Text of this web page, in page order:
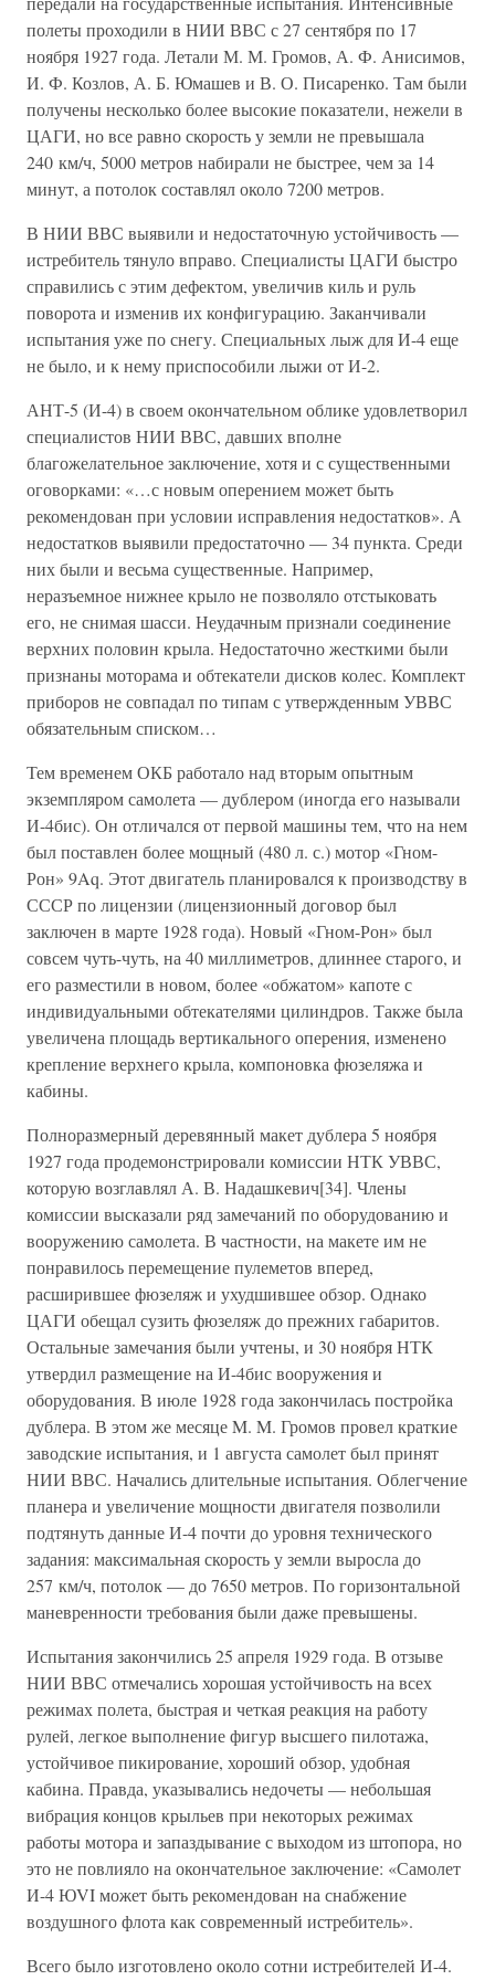
полеты проходили в НИИ ВВС с 27 сентября по 17
ноября 1927 года. Летали М. М. Громов, А. Ф. Анисимов,
И. Ф. Козлов, А. Б. Юмашев и В. О. Писаренко. Там были
получены несколько более высокие показатели, нежели в
ЦАГИ, но все равно скорость у земли не превышала
240 км/ч, 5000 метров набирали не быстрее, чем за 14
минут, а потолок составлял около 7200 метров.
В НИИ ВВС выявили и недостаточную устойчивость —
истребитель тянуло вправо. Специалисты ЦАГИ быстро
справились с этим дефектом, увеличив киль и руль
поворота и изменив их конфигурацию. Заканчивали
испытания уже по снегу. Специальных лыж для И-4 еще
не было, и к нему приспособили лыжи от И-2.
АНТ-5 (И-4) в своем окончательном облике удовлетворил
специалистов НИИ ВВС, давших вполне
благожелательное заключение, хотя и с существенными
оговорками: «…с новым оперением может быть
рекомендован при условии исправления недостатков». А
недостатков выявили предостаточно — 34 пункта. Среди
них были и весьма существенные. Например,
неразъемное нижнее крыло не позволяло отстыковать
его, не снимая шасси. Неудачным признали соединение
верхних половин крыла. Недостаточно жесткими были
признаны моторама и обтекатели дисков колес. Комплект
приборов не совпадал по типам с утвержденным УВВС
обязательным списком…
Тем временем ОКБ работало над вторым опытным
экземпляром самолета — дублером (иногда его называли
И-4бис). Он отличался от первой машины тем, что на нем
был поставлен более мощный (480 л. с.) мотор «Гном-
Рон» 9Aq. Этот двигатель планировался к производству в
СССР по лицензии (лицензионный договор был
заключен в марте 1928 года). Новый «Гном-Рон» был
совсем чуть-чуть, на 40 миллиметров, длиннее старого, и
его разместили в новом, более «обжатом» капоте с
индивидуальными обтекателями цилиндров. Также была
увеличена площадь вертикального оперения, изменено
крепление верхнего крыла, компоновка фюзеляжа и
кабины.
Полноразмерный деревянный макет дублера 5 ноября
1927 года продемонстрировали комиссии НТК УВВС,
которую возглавлял А. В. Надашкевич[34]. Члены
комиссии высказали ряд замечаний по оборудованию и
вооружению самолета. В частности, на макете им не
понравилось перемещение пулеметов вперед,
расширившее фюзеляж и ухудшившее обзор. Однако
ЦАГИ обещал сузить фюзеляж до прежних габаритов.
Остальные замечания были учтены, и 30 ноября НТК
утвердил размещение на И-4бис вооружения и
оборудования. В июле 1928 года закончилась постройка
дублера. В этом же месяце M. M. Громов провел краткие
заводские испытания, и 1 августа самолет был принят
НИИ ВВС. Начались длительные испытания. Облегчение
планера и увеличение мощности двигателя позволили
подтянуть данные И-4 почти до уровня технического
задания: максимальная скорость у земли выросла до
257 км/ч, потолок — до 7650 метров. По горизонтальной
маневренности требования были даже превышены.
Испытания закончились 25 апреля 1929 года. В отзыве
НИИ ВВС отмечались хорошая устойчивость на всех
режимах полета, быстрая и четкая реакция на работу
рулей, легкое выполнение фигур высшего пилотажа,
устойчивое пикирование, хороший обзор, удобная
кабина. Правда, указывались недочеты — небольшая
вибрация концов крыльев при некоторых режимах
работы мотора и запаздывание с выходом из штопора, но
это не повлияло на окончательное заключение: «Самолет
И-4 ЮVI может быть рекомендован на снабжение
воздушного флота как современный истребитель».
Всего было изготовлено около сотни истребителей И-4.